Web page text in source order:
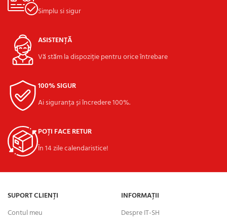
Simplu si sigur
ASISTENȚĂ
Vă stăm la dispoziție pentru orice întrebare
100% SIGUR
Ai siguranța și încredere 100%.
POȚI FACE RETUR
În 14 zile calendaristice!
SUPORT CLIENȚI
Contul meu
INFORMAȚII
Despre IT-SH